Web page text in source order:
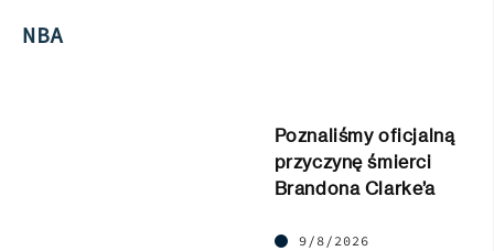
NBA
Poznaliśmy oficjalną
przyczynę śmierci
Brandona Clarke’a
9/8/2026